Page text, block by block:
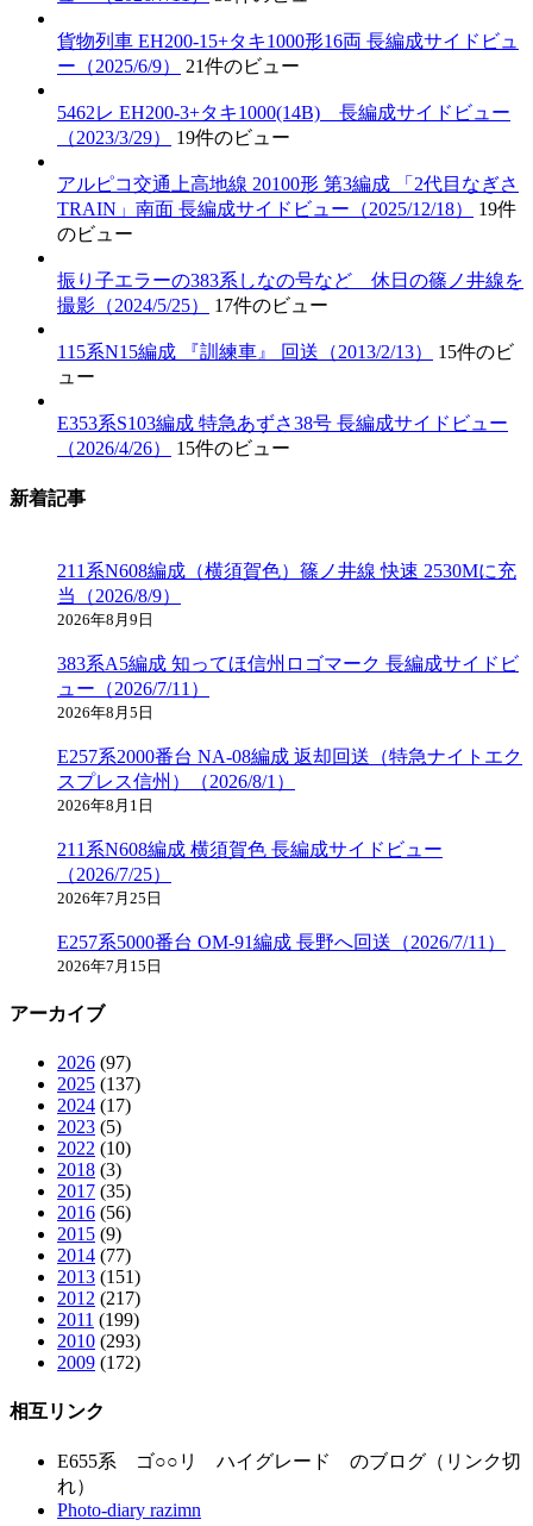
貨物列車 EH200-15+タキ1000形16両 長編成サイドビュ
ー（2025/6/9）
21件のビュー
5462レ EH200-3+タキ1000(14B) 長編成サイドビュー
（2023/3/29）
19件のビュー
アルピコ交通上高地線 20100形 第3編成 「2代目なぎさ
TRAIN」南面 長編成サイドビュー（2025/12/18）
19件
のビュー
振り子エラーの383系しなの号など 休日の篠ノ井線を
撮影（2024/5/25）
17件のビュー
115系N15編成 『訓練車』 回送（2013/2/13）
15件のビ
ュー
E353系S103編成 特急あずさ38号 長編成サイドビュー
（2026/4/26）
15件のビュー
新着記事
211系N608編成（横須賀色）篠ノ井線 快速 2530Mに充
当（2026/8/9）
2026年8月9日
383系A5編成 知ってほ信州ロゴマーク 長編成サイドビ
ュー（2026/7/11）
2026年8月5日
E257系2000番台 NA-08編成 返却回送（特急ナイトエク
スプレス信州）（2026/8/1）
2026年8月1日
211系N608編成 横須賀色 長編成サイドビュー
（2026/7/25）
2026年7月25日
E257系5000番台 OM-91編成 長野へ回送（2026/7/11）
2026年7月15日
アーカイブ
2026 (97)
2025 (137)
2024 (17)
2023 (5)
2022 (10)
2018 (3)
2017 (35)
2016 (56)
2015 (9)
2014 (77)
2013 (151)
2012 (217)
2011 (199)
2010 (293)
2009 (172)
相互リンク
E655系 ゴ○○リ ハイグレード のブログ（リンク切
れ）
Photo-diary razimn